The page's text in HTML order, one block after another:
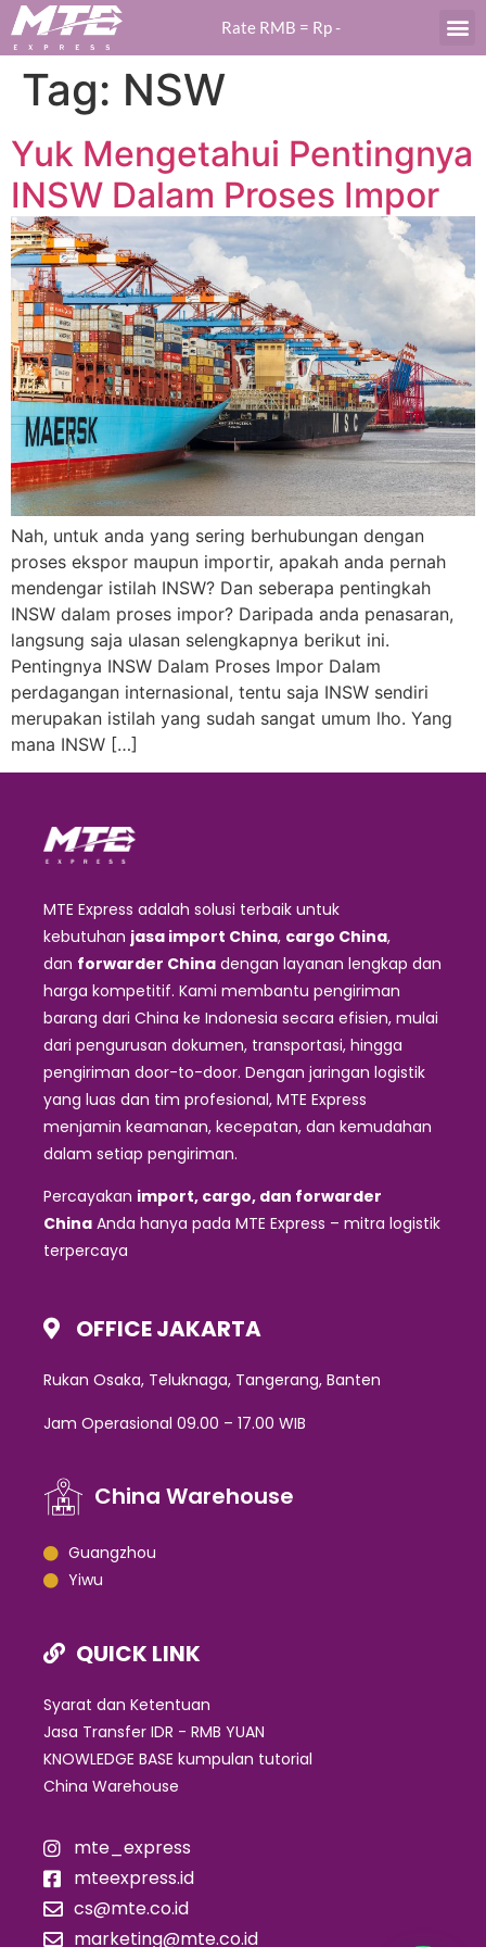
Rate RMB = Rp-
Tag: NSW
Yuk Mengetahui Pentingnya
INSW Dalam Proses Impor
Nah, untuk anda yang sering berhubungan dengan
proses ekspor maupun importir, apakah anda pernah
mendengar istilah INSW? Dan seberapa pentingkah
INSW dalam proses impor? Daripada anda penasaran,
langsung saja ulasan selengkapnya berikut ini.
Pentingnya INSW Dalam Proses Impor Dalam
perdagangan internasional, tentu saja INSW sendiri
merupakan istilah yang sudah sangat umum lho. Yang
mana INSW […]
MTE Express adalah solusi terbaik untuk
kebutuhan jasa import China, cargo China,
dan forwarder China dengan layanan lengkap dan
harga kompetitif. Kami membantu pengiriman
barang dari China ke Indonesia secara efisien, mulai
dari pengurusan dokumen, transportasi, hingga
pengiriman door-to-door. Dengan jaringan logistik
yang luas dan tim profesional, MTE Express
menjamin keamanan, kecepatan, dan kemudahan
dalam setiap pengiriman.
Percayakan import, cargo, dan forwarder
China Anda hanya pada MTE Express – mitra logistik
terpercaya
OFFICE JAKARTA
Rukan Osaka, Teluknaga, Tangerang, Banten
Jam Operasional 09.00 – 17.00 WIB
China Warehouse
Guangzhou
Yiwu
QUICK LINK
Syarat dan Ketentuan
Jasa Transfer IDR - RMB YUAN
KNOWLEDGE BASE kumpulan tutorial
China Warehouse
mte_express
mteexpress.id
cs@mte.co.id
marketing@mte.co.id